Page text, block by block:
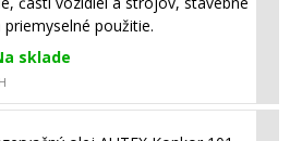
použitie.
sklade